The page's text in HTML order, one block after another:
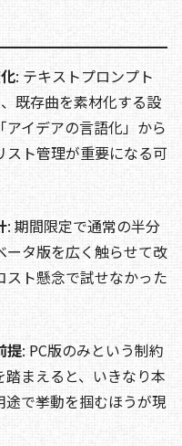
: テキストプロンプト
既存曲を素材化する設
イデアの言語化」から
スト管理が重要になる可
: 期間限定で通常の半分
ータ版を広く触らせて改
ト懸念で試せなかった
提: PC版のみという制約
まえると、いきなり本
で挙動を掴むほうが現